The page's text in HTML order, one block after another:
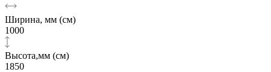
Ширина, мм (см)
1000
Высота,мм (см)
1850